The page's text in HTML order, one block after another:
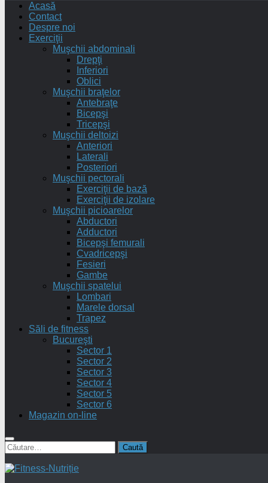
Acasă
Contact
Despre noi
Exerciţii
Muşchii abdominali
Drepţi
Inferiori
Oblici
Muşchii braţelor
Antebraţe
Bicepşi
Tricepşi
Muşchii deltoizi
Anteriori
Laterali
Posteriori
Muşchii pectorali
Exerciţii de bază
Exerciţii de izolare
Muşchii picioarelor
Abductori
Adductori
Bicepşi femurali
Cvadricepşi
Fesieri
Gambe
Muşchii spatelui
Lombari
Marele dorsal
Trapez
Săli de fitness
Bucureşti
Sector 1
Sector 2
Sector 3
Sector 4
Sector 5
Sector 6
Magazin on-line
Caută
după: